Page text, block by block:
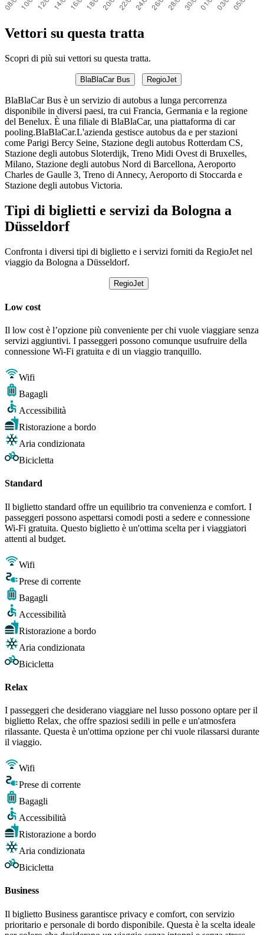
Vettori su questa tratta
Scopri di più sui vettori su questa tratta.
BlaBlaCar Bus RegioJet
BlaBlaCar Bus è un servizio di autobus a lunga percorrenza
disponibile in diversi paesi, tra cui Francia, Germania e la regione
del Benelux. È una filiale di BlaBlaCar, una piattaforma di car
pooling.BlaBlaCar.L'azienda gestisce autobus da e per stazioni
come Parigi Bercy Seine, Stazione degli autobus Rotterdam CS,
Stazione degli autobus Sloterdijk, Treno Midi Ovest di Bruxelles,
Milano, Stazione degli autobus Nord di Barcellona, ​​Aeroporto
Charles de Gaulle 3, Treno di Annecy, Aeroporto di Stoccarda e
Stazione degli autobus Victoria.
Tipi di biglietti e servizi da Bologna a
Düsseldorf
Confronta i diversi tipi di biglietto e i servizi forniti da RegioJet nel
viaggio da Bologna a Düsseldorf.
RegioJet
Low cost
Il low cost è l’opzione più conveniente per chi vuole viaggiare senza
servizi aggiuntivi. I passeggeri possono comunque usufruire della
connessione Wi-Fi gratuita e di un viaggio tranquillo.
Wifi
Bagagli
Accessibilità
Ristorazione a bordo
Aria condizionata
Bicicletta
Standard
Il biglietto standard offre un equilibrio tra convenienza e comfort. I
passeggeri possono aspettarsi comodi posti a sedere e connessione
Wi-Fi gratuita. Questo biglietto è un'ottima scelta per i viaggiatori
attenti al budget.
Wifi
Prese di corrente
Bagagli
Accessibilità
Ristorazione a bordo
Aria condizionata
Bicicletta
Relax
I passeggeri che desiderano viaggiare nel lusso possono optare per il
biglietto Relax, che offre spaziosi sedili in pelle e un'atmosfera
rilassante. Questa è un'ottima opzione per chi vuole rilassarsi durante
il viaggio.
Wifi
Prese di corrente
Bagagli
Accessibilità
Ristorazione a bordo
Aria condizionata
Bicicletta
Business
Il biglietto Business garantisce privacy e comfort, con servizio
prioritario e personale di bordo disponibile. Questa è la scelta ideale